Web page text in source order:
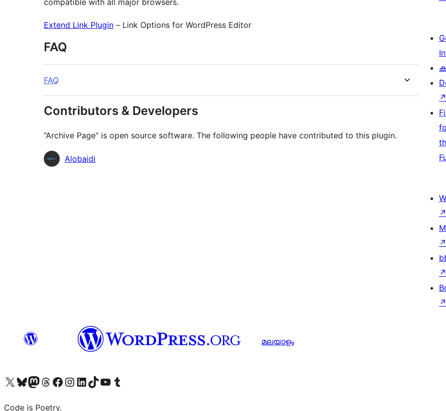
compatible with all major browsers.
Extend Link Plugin – Link Options for WordPress Editor
FAQ
FAQ
Contributors & Developers
“Archive Page” is open source software. The following people have contributed to this plugin.
Contributors
Alobaidi
↗
↗
↗
↗
↗
മലയാളം
Visit our X (formerly Twitter) account
ഞങ്ങളുടെ ബ്ലൂസ്കൈ അക്കൗണ്ട് സന്ദർശിക്കുക
Visit our Mastodon account
ഞങ്ങളുടെ ത്രെഡ്സ് അക്കൗണ്ട് സന്ദർശിക്കുക
Visit our Facebook page
Visit our Instagram account
Visit our LinkedIn account
ഞങ്ങളുടെ ടിക് ടോക് അക്കൗണ്ട് സന്ദർശിക്കുക
Visit our YouTube channel
ഞങ്ങളുടെ ടംബ്ലർ അക്കൗണ്ട് സന്ദർശിക്കുക
Code is Poetry.